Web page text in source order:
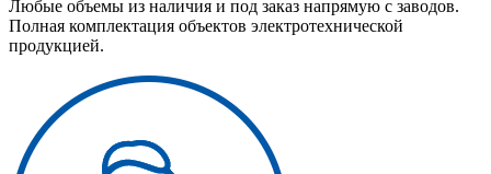
Любые объемы из наличия и под заказ напрямую с заводов.
Полная комплектация объектов электротехнической
продукцией.